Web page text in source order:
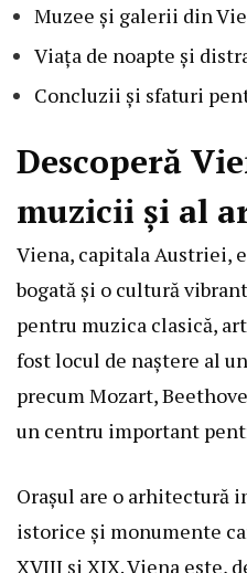
Muzee și galerii din
Viața de noapte și
Concluzii și sfaturi
Descoperă
muzicii și al
Viena, capitala Austriei,
bogată și o cultură
pentru muzica clasică,
fost locul de naștere al
precum Mozart,
un centru important
Orașul are o arhitectură
istorice și monumente
XVIII și XIX. Viena este,